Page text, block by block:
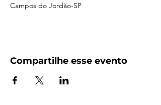
Campos do Jordão-SP
Compartilhe esse evento